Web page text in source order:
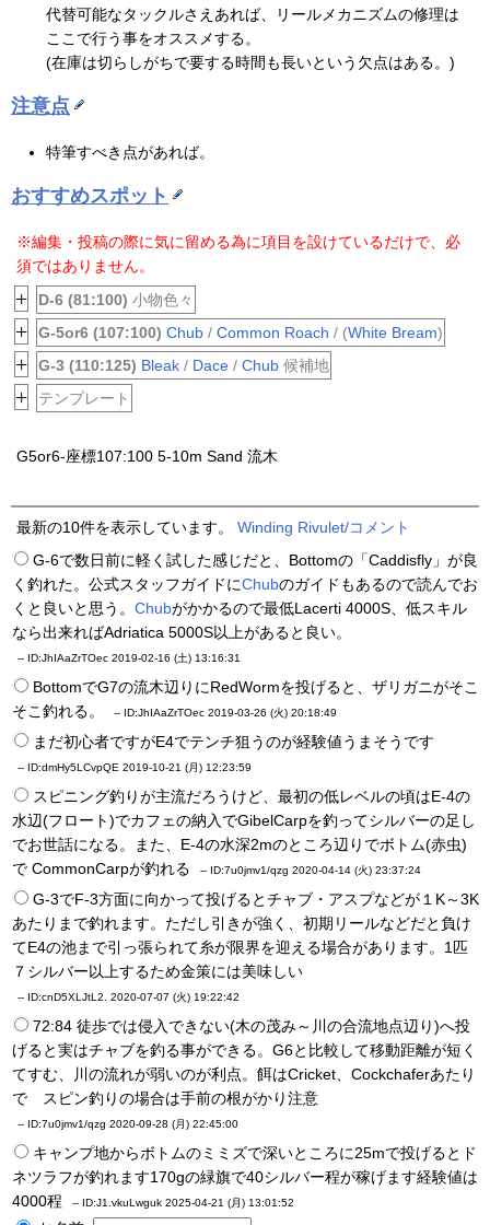
代替可能なタックルさえあれば、リールメカニズムの修理は
ここで行う事をオススメする。
(在庫は切らしがちで要する時間も長いという欠点はある。)
注意点
特筆すべき点があれば。
おすすめスポット
※編集・投稿の際に気に留める為に項目を設けているだけで、必
須ではありません。
+ D-6 (81:100) 小物色々
+ G-5or6 (107:100) Chub / Common Roach / (White Bream)
+ G-3 (110:125) Bleak / Dace / Chub 候補地
+ テンプレート
G5or6-座標107:100 5-10m Sand 流木
最新の10件を表示しています。 Winding Rivulet/コメント
G-6で数日前に軽く試した感じだと、Bottomの「Caddisfly」が良
く釣れた。公式スタッフガイドにChubのガイドもあるので読んでお
くと良いと思う。 Chubがかかるので最低Lacerti 4000S、低スキル
なら出来ればAdriatica 5000S以上があると良い。
-- ID:JhIAaZrTOec 2019-02-16 (土) 13:16:31
BottomでG7の流木辺りにRedWormを投げると、ザリガニがそこ
そこ釣れる。
-- ID:JhIAaZrTOec 2019-03-26 (火) 20:18:49
まだ初心者ですがE4でテンチ狙うのが経験値うまそうです
-- ID:dmHy5LCvpQE 2019-10-21 (月) 12:23:59
スピニング釣りが主流だろうけど、最初の低レベルの頃はE-4の
水辺(フロート)でカフェの納入でGibelCarpを釣ってシルバーの足し
でお世話になる。また、E-4の水深2mのところ辺りでボトム(赤虫)
で CommonCarpが釣れる
-- ID:7u0jmv1/qzg 2020-04-14 (火) 23:37:24
G-3でF-3方面に向かって投げるとチャブ・アスプなどが１K～3K
あたりまで釣れます。ただし引きが強く、初期リールなどだと負け
てE4の池まで引っ張られて糸が限界を迎える場合があります。1匹
７シルバー以上するため金策には美味しい
-- ID:cnD5XLJtL2. 2020-07-07 (火) 19:22:42
72:84 徒歩では侵入できない(木の茂み～川の合流地点辺り)へ投
げると実はチャブを釣る事ができる。G6と比較して移動距離が短く
てすむ、川の流れが弱いのが利点。餌はCricket、Cockchaferあたり
で スピン釣りの場合は手前の根がかり注意
-- ID:7u0jmv1/qzg 2020-09-28 (月) 22:45:00
キャンプ地からボトムのミミズで深いところに25mで投げるとド
ネツラフが釣れます170gの緑旗で40シルバー程が稼げます経験値は
4000程
-- ID:J1.vkuLwguk 2025-04-21 (月) 13:01:52